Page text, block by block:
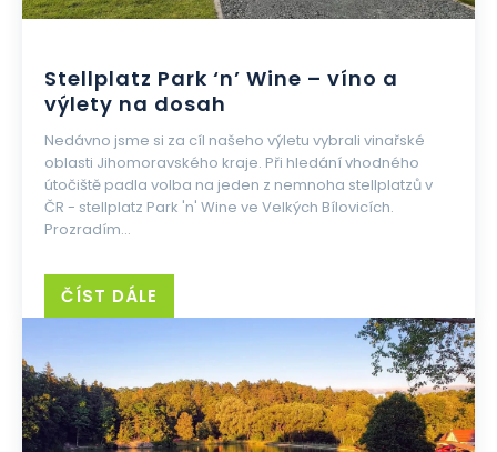
Stellplatz Park ‘n’ Wine – víno a
výlety na dosah
Nedávno jsme si za cíl našeho výletu vybrali vinařské
oblasti Jihomoravského kraje. Při hledání vhodného
útočiště padla volba na jeden z nemnoha stellplatzů v
ČR - stellplatz Park 'n' Wine ve Velkých Bílovicích.
Prozradím...
ČÍST DÁLE